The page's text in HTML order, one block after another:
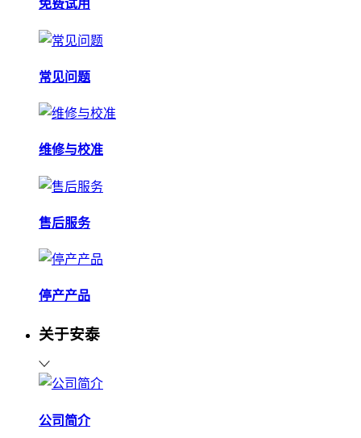
免费试用
常见问题
维修与校准
售后服务
停产产品
关于安泰
公司简介